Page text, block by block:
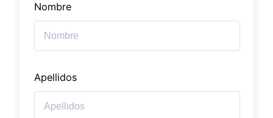
Nombre
Apellidos